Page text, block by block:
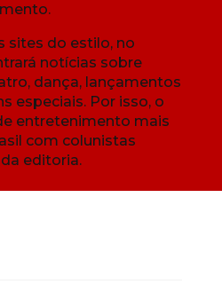
sites do estilo, no
notícias sobre
dança, lançamentos
especiais. Por isso, o
entretenimento mais
com colunistas
editoria.